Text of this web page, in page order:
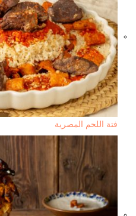
فتة اللحم المصرية